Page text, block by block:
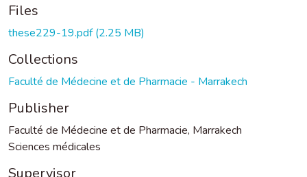
Files
these229-19.pdf(2.25 MB)
Collections
Faculté de Médecine et de Pharmacie - Marrakech
Publisher
Faculté de Médecine et de Pharmacie, Marrakech
Sciences médicales
Supervisor